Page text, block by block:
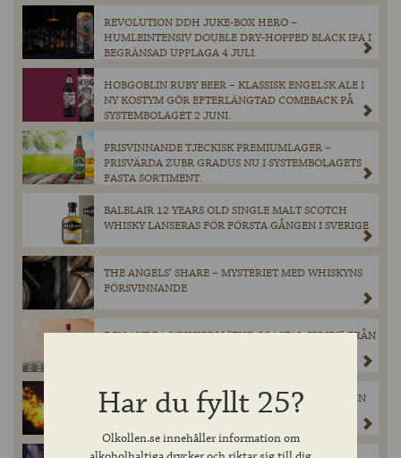
REVOLUTION DDH JUKE-BOX HERO –
HUMLEINTENSIV DOUBLE DRY-HOPPED BLACK IPA I
BEGRÄNSAD UPPLAGA 4 JULI.
HOBGOBLIN RUBY BEER – KLASSISK ENGELSK ALE I
NY KOSTYM GÖR EFTERLÄNGTAD COMEBACK PÅ
SYSTEMBOLAGET 2 JUNI.
PRISVINNANDE TJECKISK PREMIUMLAGER –
PRISVÄRDA ZUBR GRADUS NU I SYSTEMBOLAGETS
FASTA SORTIMENT.
BALBLAIR 12 YEARS OLD SINGLE MALT SCOTCH
WHISKY LANSERAS FÖR FÖRSTA GÅNGEN I SVERIGE
THE ANGELS’ SHARE – MYSTERIET MED WHISKYNS
FÖRSVINNANDE
DEN ANDRA WHISKYN I ”THE COASTAL SERIES” FRÅN
KATASTROFEN SOM FORMADE HEAVEN HILL — EN
WHISKEYHISTORIA VÄRD ATT MINNAS
Har du fyllt 25?
Olkollen.se innehåller information om